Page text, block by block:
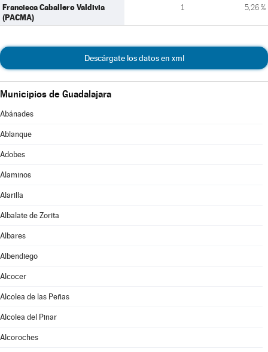
Francisca Caballero Valdivia
(PACMA)
1 5,26 %
Descárgate los datos en xml
Municipios de Guadalajara
Abánades
Ablanque
Adobes
Alaminos
Alarilla
Albalate de Zorita
Albares
Albendiego
Alcocer
Alcolea de las Peñas
Alcolea del Pinar
Alcoroches